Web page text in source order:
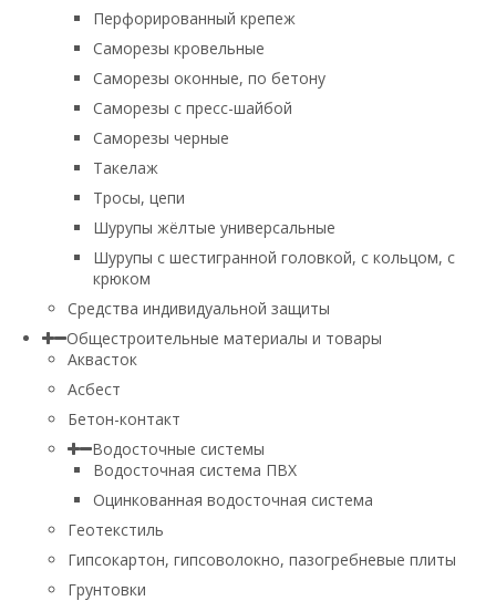
Перфорированный крепеж
Саморезы кровельные
Саморезы оконные, по бетону
Саморезы с пресс-шайбой
Саморезы черные
Такелаж
Тросы, цепи
Шурупы жёлтые универсальные
Шурупы с шестигранной головкой, с кольцом, с
крюком
Средства индивидуальной защиты
Общестроительные материалы и товары
Аквасток
Асбест
Бетон-контакт
Водосточные системы
Водосточная система ПВХ
Оцинкованная водосточная система
Геотекстиль
Гипсокартон, гипсоволокно, пазогребневые плиты
Грунтовки